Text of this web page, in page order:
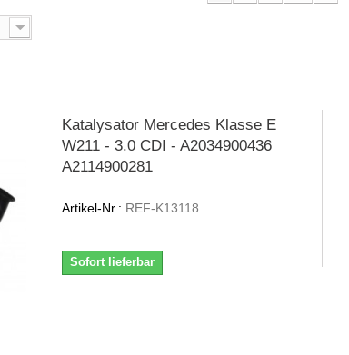
Katalysator Mercedes Klasse E
W211 - 3.0 CDI - A2034900436
A2114900281
Artikel-Nr.: REF-K13118
Sofort lieferbar